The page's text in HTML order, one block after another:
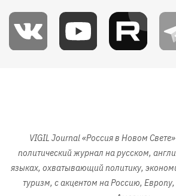
VIGIL Journal «Россия в Новом
политический журнал на русском,
языках, охватывающий политику,
туризм, с акцентом на Россию,